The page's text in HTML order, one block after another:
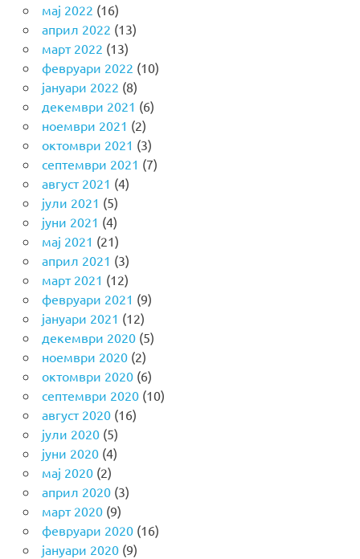
мај 2022 (16)
април 2022 (13)
март 2022 (13)
февруари 2022 (10)
јануари 2022 (8)
декември 2021 (6)
ноември 2021 (2)
октомври 2021 (3)
септември 2021 (7)
август 2021 (4)
јули 2021 (5)
јуни 2021 (4)
мај 2021 (21)
април 2021 (3)
март 2021 (12)
февруари 2021 (9)
јануари 2021 (12)
декември 2020(5)
ноември 2020(2)
октомври 2020(6)
септември 2020(10)
август 2020(16)
јули 2020(5)
јуни 2020(4)
мај 2020(2)
април 2020(3)
март 2020(9)
февруари 2020(16)
јануари 2020(9)